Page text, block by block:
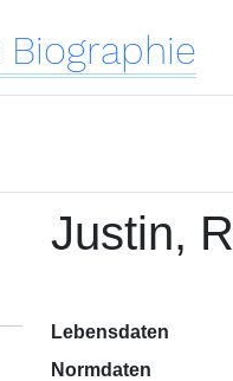
Biographie
Justin,
Lebensdaten
Normdaten